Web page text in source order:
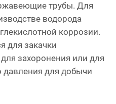
трубы. Для
водорода
коррозии.
для закачки
захоронения или для
давления для добычи